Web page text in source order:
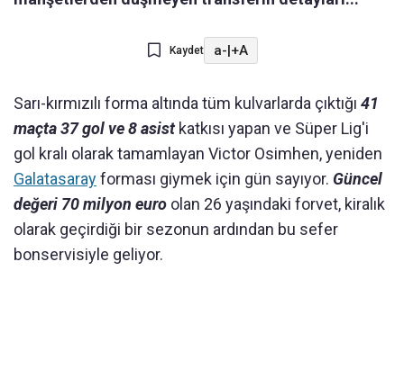
Kaydet a-|+A
Sarı-kırmızılı forma altında tüm kulvarlarda çıktığı 41
maçta 37 gol ve 8 asistkatkısı yapan ve Süper Lig'i
gol kralı olarak tamamlayan Victor Osimhen, yeniden
Galatasarayforması giymek için gün sayıyor. Güncel
değeri 70 milyon euro olan 26 yaşındaki forvet, kiralık
olarak geçirdiği bir sezonun ardından bu sefer
bonservisiyle geliyor.